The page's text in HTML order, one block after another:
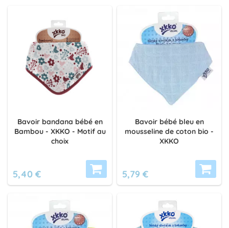
Bavoir bandana bébé en
Bambou - XKKO - Motif au
choix
5,40 €
Bavoir bébé bleu en
mousseline de coton bio -
XKKO
5,79 €